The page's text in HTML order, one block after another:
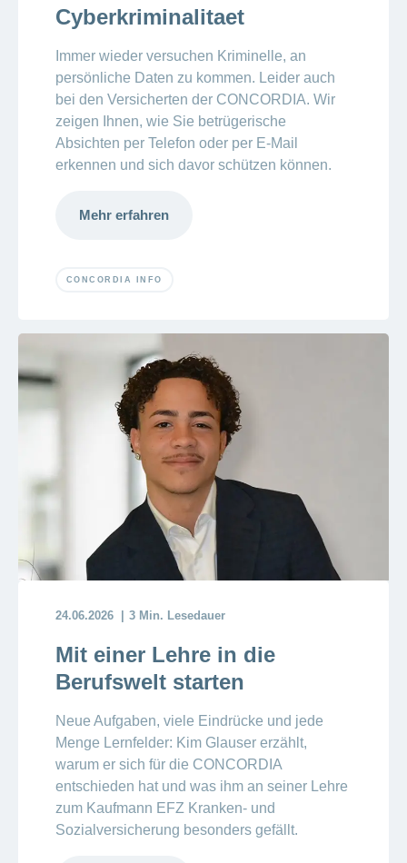
Cyberkriminalitaet
Immer wieder versuchen Kriminelle, an
persönliche Daten zu kommen. Leider auch
bei den Versicherten der CONCORDIA. Wir
zeigen Ihnen, wie Sie betrügerische
Absichten per Telefon oder per E-Mail
erkennen und sich davor schützen können.
Mehr erfahren
CONCORDIA INFO
24.06.2026 3 Min. Lesedauer
Mit einer Lehre in die
Berufswelt starten
Neue Aufgaben, viele Eindrücke und jede
Menge Lernfelder: Kim Glauser erzählt,
warum er sich für die CONCORDIA
entschieden hat und was ihm an seiner Lehre
zum Kaufmann EFZ Kranken- und
Sozialversicherung besonders gefällt.